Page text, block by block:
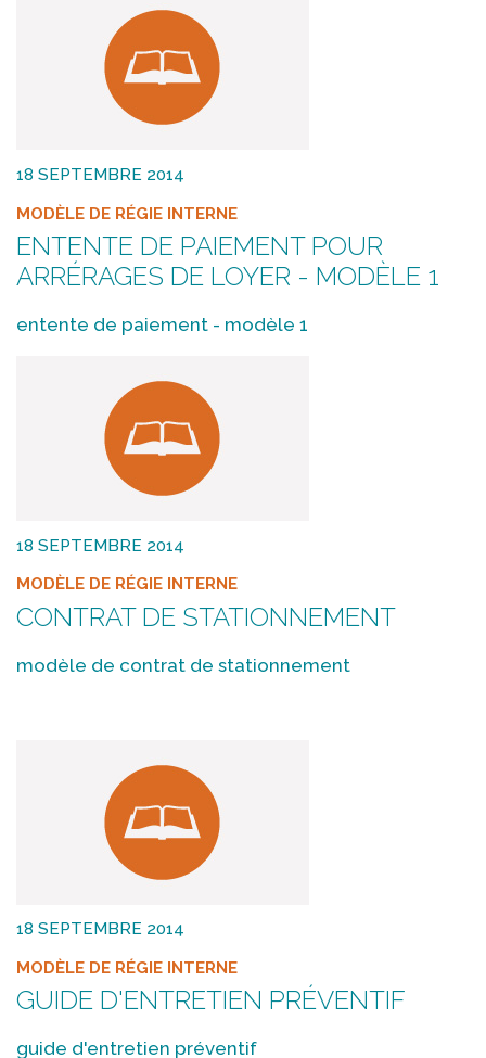
18 SEPTEMBRE 2014
MODÈLE DE RÉGIE INTERNE
ENTENTE DE PAIEMENT POUR
ARRÉRAGES DE LOYER - MODÈLE 1
entente de paiement - modèle 1
18 SEPTEMBRE 2014
MODÈLE DE RÉGIE INTERNE
CONTRAT DE STATIONNEMENT
modèle de contrat de stationnement
18 SEPTEMBRE 2014
MODÈLE DE RÉGIE INTERNE
GUIDE D'ENTRETIEN PRÉVENTIF
guide d'entretien préventif